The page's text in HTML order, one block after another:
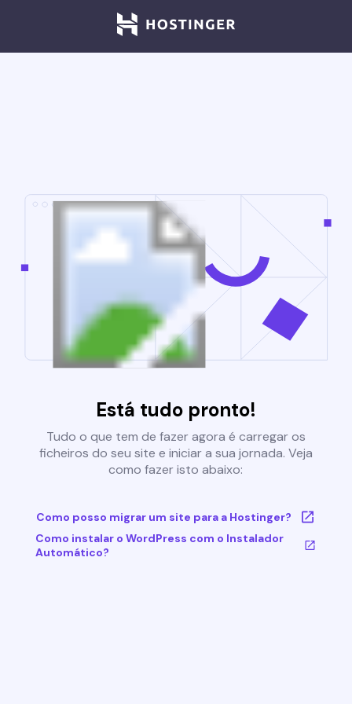
Está tudo pronto!
Tudo o que tem de fazer agora é carregar os
ficheiros do seu site e iniciar a sua jornada. Veja
como fazer isto abaixo:
Como posso migrar um site para a Hostinger?
Como instalar o WordPress com o Instalador
Automático?